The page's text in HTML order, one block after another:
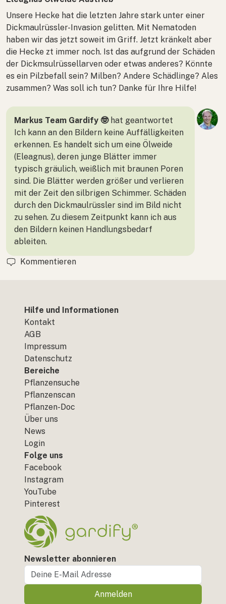
Unsere Hecke hat die letzten Jahre stark unter einer
Dickmaulrüssler-Invasion gelitten. Mit Nematoden
haben wir das jetzt soweit im Griff. Jetzt kränkelt aber
die Hecke zt immer noch. Ist das aufgrund der Schäden
der Dickmsulrüssellarven oder etwas anderes? Könnte
es ein Pilzbefall sein? Milben? Andere Schädlinge? Ales
zusammen? Was soll ich tun? Danke für Ihre Hilfe!
Markus Team Gardify 🤓hat geantwortet
Ich kann an den Bildern keine Auffälligkeiten
erkennen. Es handelt sich um eine Ölweide
(Eleagnus), deren junge Blätter immer
typisch gräulich, weißlich mit braunen Poren
sind. Die Blätter werden größer und verlieren
mit der Zeit den silbrigen Schimmer. Schäden
durch den Dickmaulrüssler sind im Bild nicht
zu sehen. Zu diesem Zeitpunkt kann ich aus
den Bildern keinen Handlungsbedarf
ableiten.
Kommentieren
Hilfe und Informationen
Kontakt
AGB
Impressum
Datenschutz
Bereiche
Pflanzensuche
Pflanzenscan
Pflanzen-Doc
Über uns
News
Login
Folge uns
Facebook
Instagram
YouTube
Pinterest
Newsletter abonnieren
Anmelden